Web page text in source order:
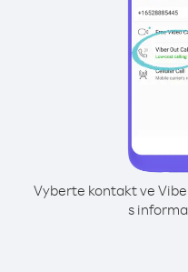
Vyberte kontakt ve
s